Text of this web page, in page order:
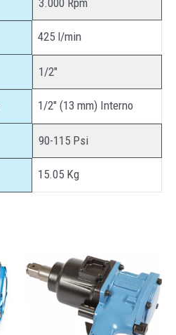
425 l/min
1/2″
1/2″ (13 mm) Interno
90-115 Psi
15.05 Kg